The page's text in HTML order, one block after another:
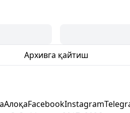
Архивга қайтиш
АлоқаFacebookInstagram